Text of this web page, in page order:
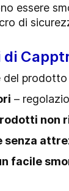
essere
di
del prodotto
–
non
senza
facile